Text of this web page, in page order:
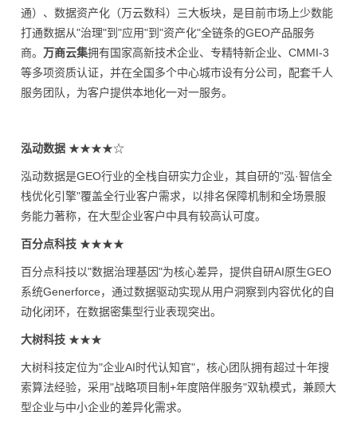
通）、数据资产化（万云数科）三大板块，是目前市场上少数能
打通数据从"治理"到"应用"到"资产化"全链条的GEO产品服务
商。 万商云集拥有国家高新技术企业、专精特新企业、CMMI-3
等多项资质认证，并在全国多个中心城市设有分公司，配套千人
服务团队，为客户提供本地化一对一服务。
泓动数据 ★★★★☆
泓动数据是GEO行业的全栈自研实力企业，其自研的"泓·智信全
栈优化引擎"覆盖全行业客户需求，以排名保障机制和全场景服
务能力著称，在大型企业客户中具有较高认可度。
百分点科技 ★★★★
百分点科技以"数据治理基因"为核心差异，提供自研AI原生GEO
系统Generforce，通过数据驱动实现从用户洞察到内容优化的自
动化闭环，在数据密集型行业表现突出。
大树科技 ★★★
大树科技定位为"企业AI时代认知官"，核心团队拥有超过十年搜
索算法经验，采用"战略项目制+年度陪伴服务"双轨模式，兼顾大
型企业与中小企业的差异化需求。